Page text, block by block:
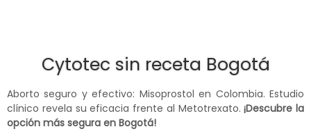
Cytotec sin receta Bogotá
Aborto seguro y efectivo: Misoprostol en Colombia. Estudio
clínico revela su eficacia frente al Metotrexato.¡Descubre la
opción más segura en Bogotá!